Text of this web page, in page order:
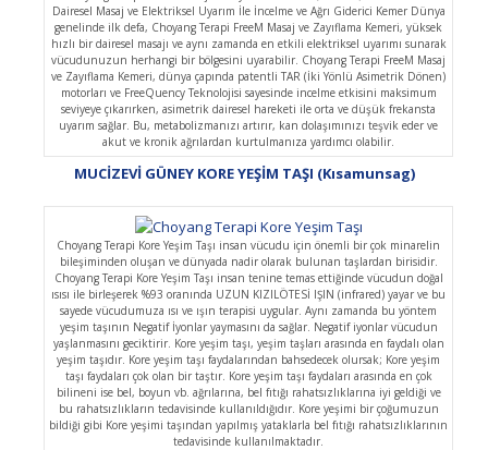
Dairesel Masaj ve Elektriksel Uyarım İle İncelme ve Ağrı Giderici Kemer Dünya
genelinde ilk defa, Choyang Terapi FreeM Masaj ve Zayıflama Kemeri, yüksek
hızlı bir dairesel masajı ve aynı zamanda en etkili elektriksel uyarımı sunarak
vücudunuzun herhangi bir bölgesini uyarabilir. Choyang Terapi FreeM Masaj
ve Zayıflama Kemeri, dünya çapında patentli TAR (İki Yönlü Asimetrik Dönen)
motorları ve FreeQuency Teknolojisi sayesinde incelme etkisini maksimum
seviyeye çıkarırken, asimetrik dairesel hareketi ile orta ve düşük frekansta
uyarım sağlar. Bu, metabolizmanızı artırır, kan dolaşımınızı teşvik eder ve
akut ve kronik ağrılardan kurtulmanıza yardımcı olabilir.
MUCİZEVİ GÜNEY KORE YEŞİM TAŞI (Kısamunsag)
Choyang Terapi Kore Yeşim Taşı insan vücudu için önemli bir çok minarelin
bileşiminden oluşan ve dünyada nadir olarak bulunan taşlardan birisidir.
Choyang Terapi Kore Yeşim Taşı insan tenine temas ettiğinde vücudun doğal
ısısı ile birleşerek %93 oranında UZUN KIZILÖTESİ IŞIN (infrared) yayar ve bu
sayede vücudumuza ısı ve ışın terapisi uygular. Aynı zamanda bu yöntem
yeşim taşının Negatif İyonlar yaymasını da sağlar. Negatif iyonlar vücudun
yaşlanmasını geciktirir. Kore yeşim taşı, yeşim taşları arasında en faydalı olan
yeşim taşıdır. Kore yeşim taşı faydalarından bahsedecek olursak; Kore yeşim
taşı faydaları çok olan bir taştır. Kore yeşim taşı faydaları arasında en çok
bilineni ise bel, boyun vb. ağrılarına, bel fıtığı rahatsızlıklarına iyi geldiği ve
bu rahatsızlıkların tedavisinde kullanıldığıdır. Kore yeşimi bir çoğumuzun
bildiği gibi Kore yeşimi taşından yapılmış yataklarla bel fıtığı rahatsızlıklarının
tedavisinde kullanılmaktadır.